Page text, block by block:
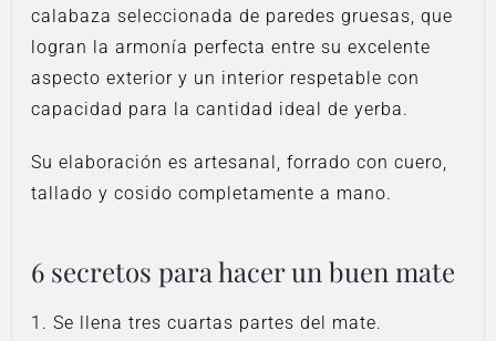
calabaza seleccionada de paredes gruesas, que
logran la armonía perfecta entre su excelente
aspecto exterior y un interior respetable con
capacidad para la cantidad ideal de yerba.
Su elaboración es artesanal, forrado con cuero,
tallado y cosido completamente a mano.
6 secretos para hacer un buen mate
1. Se llena tres cuartas partes del mate.